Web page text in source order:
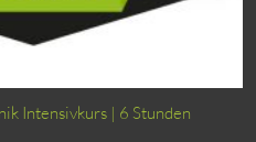
Intensivkurs | 6 Stunden